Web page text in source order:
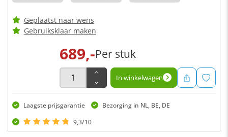
Geplaatst naar wens
Gebruiksklaar maken
689,-Per stuk
In winkelwagen
Laagste prijsgarantie
Bezorging in NL, BE, DE
9,3/10